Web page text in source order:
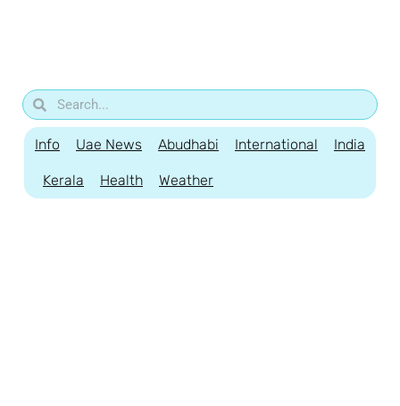
Info Uae News Abudhabi International India
Kerala Health Weather